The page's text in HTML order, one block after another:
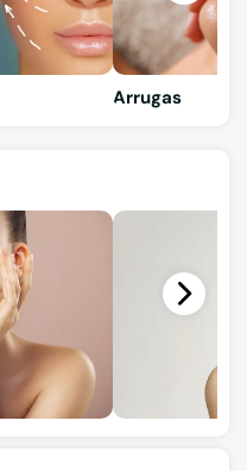
Arrugas